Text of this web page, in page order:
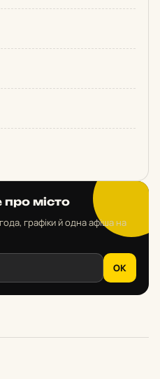
місто
графіки й одна афіша на
OK